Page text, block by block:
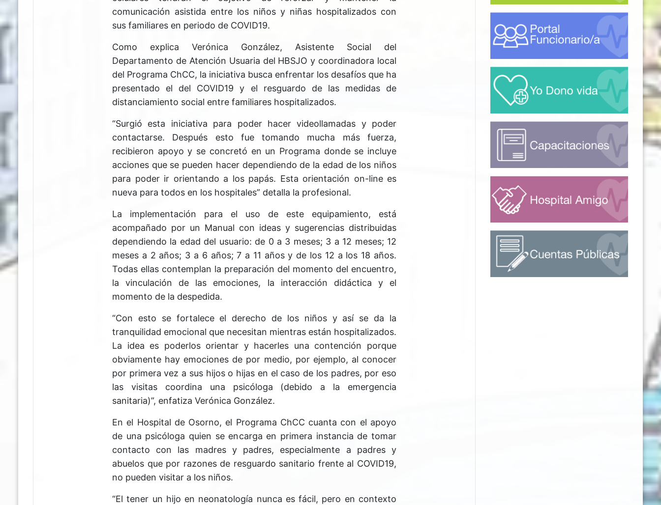
comunicación asistida entre los niños y niñas hospitalizados con
sus familiares en periodo de COVID19.
Como explica Verónica González, Asistente Social del
Departamento de Atención Usuaria del HBSJO y coordinadora local
del Programa ChCC, la iniciativa busca enfrentar los desafíos que ha
presentado el del COVID19 y el resguardo de las medidas de
distanciamiento social entre familiares hospitalizados.
“Surgió esta iniciativa para poder hacer videollamadas y poder
contactarse. Después esto fue tomando mucha más fuerza,
recibieron apoyo y se concretó en un Programa donde se incluye
acciones que se pueden hacer dependiendo de la edad de los niños
para poder ir orientando a los papás. Esta orientación on-line es
nueva para todos en los hospitales” detalla la profesional.
La implementación para el uso de este equipamiento, está
acompañado por un Manual con ideas y sugerencias distribuidas
dependiendo la edad del usuario: de 0 a 3 meses; 3 a 12 meses; 12
meses a 2 años; 3 a 6 años; 7 a 11 años y de los 12 a los 18 años.
Todas ellas contemplan la preparación del momento del encuentro,
la vinculación de las emociones, la interacción didáctica y el
momento de la despedida.
“Con esto se fortalece el derecho de los niños y así se da la
tranquilidad emocional que necesitan mientras están hospitalizados.
La idea es poderlos orientar y hacerles una contención porque
obviamente hay emociones de por medio, por ejemplo, al conocer
por primera vez a sus hijos o hijas en el caso de los padres, por eso
las visitas coordina una psicóloga (debido a la emergencia
sanitaria)”, enfatiza Verónica González.
En el Hospital de Osorno, el Programa ChCC cuanta con el apoyo
de una psicóloga quien se encarga en primera instancia de tomar
contacto con las madres y padres, especialmente a padres y
abuelos que por razones de resguardo sanitario frente al COVID19,
no pueden visitar a los niños.
“El tener un hijo en neonatología nunca es fácil, pero en contexto